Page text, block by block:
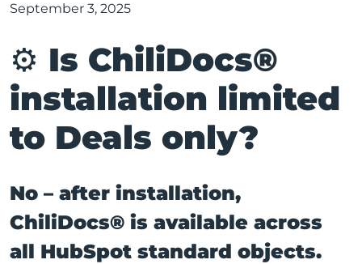
September 3, 2025
⚙️ Is ChiliDocs®
installation limited
to Deals only?
No – after installation,
ChiliDocs® is available across
all HubSpot standard objects.